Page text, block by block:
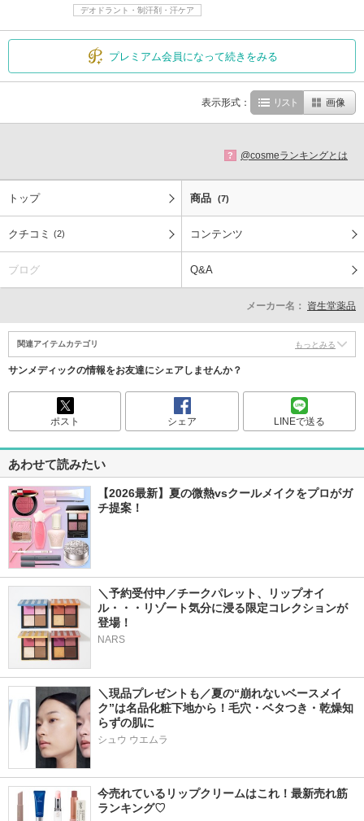
デオドラント・制汗剤・汗ケア
プレミアム会員になって続きをみる
表示形式： リスト 画像
? @cosmeランキングとは
トップ 商品 (7)
クチコミ (2) コンテンツ
ブログ Q&A
メーカー名： 資生堂薬品
関連アイテムカテゴリ もっとみる
サンメディックの情報をお友達にシェアしませんか？
ポスト シェア LINEで送る
あわせて読みたい
【2026最新】夏の微熱vsクールメイクをプロがガ
チ提案！
＼予約受付中／チークパレット、リップオイ
ル・・・リゾート気分に浸る限定コレクションが
登場！
NARS
＼現品プレゼントも／夏の“崩れないベースメイ
ク”は名品化粧下地から！毛穴・ベタつき・乾燥知
らずの肌に
シュウ ウエムラ
今売れているリップクリームはこれ！最新売れ筋
ランキング♡